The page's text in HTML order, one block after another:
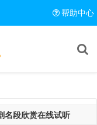
帮助中心
名段欣赏在线试听